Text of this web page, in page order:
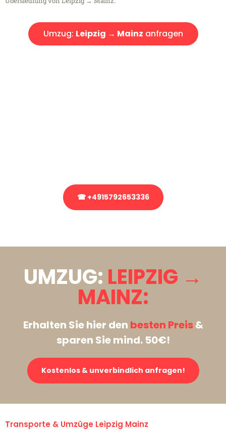
Umzug: Leipzig → Mainz anfragen
☎ +4915792653336
UMZUG: LEIPZIG →
MAINZ:
Erhalten Sie hier den besten Preis&
sparen Sie mind. 50€!
Kostenlos & unverbindlich anfragen!
Transporte & Umzüge Leipzig Mainz